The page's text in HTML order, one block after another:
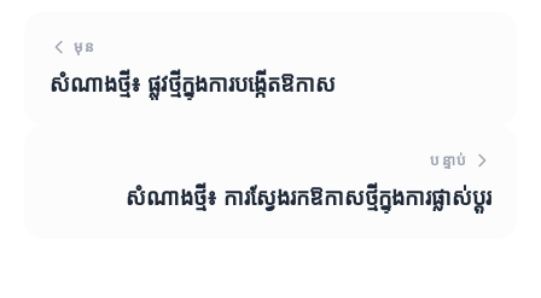
មុន
សំណាងថ្មី៖ ផ្លូវថ្មីក្នុងការបង្កើតឱកាស
បន្ទាប់
សំណាងថ្មី៖ ការស្វែងរកឱកាសថ្មីក្នុងការផ្លាស់ប្តូរ